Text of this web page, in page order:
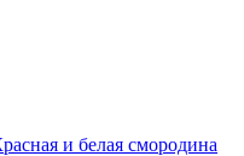
и белая смородина